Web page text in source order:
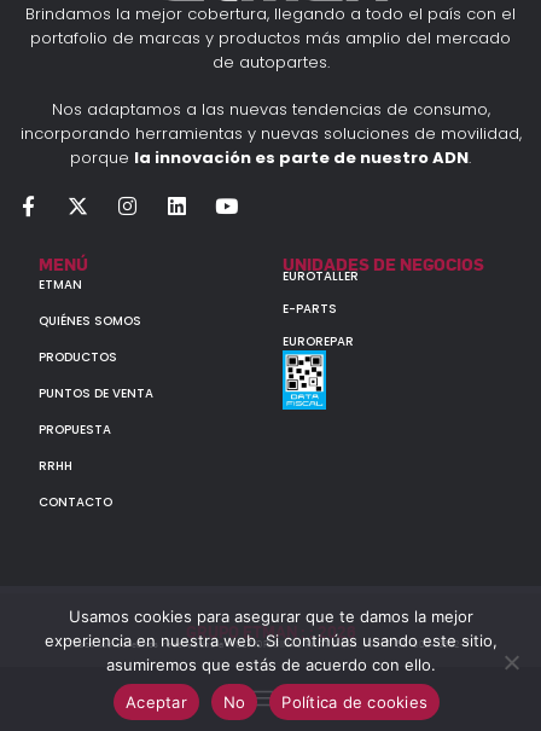
Brindamos la mejor cobertura, llegando a todo el país con el
portafolio de marcas y productos más amplio del mercado
de autopartes.
Nos adaptamos a las nuevas tendencias de consumo,
incorporando herramientas y nuevas soluciones de movilidad,
porque la innovación es parte de nuestro ADN.
MENÚ
ETMAN
QUIÉNES SOMOS
PRODUCTOS
PUNTOS DE VENTA
PROPUESTA
RRHH
CONTACTO
UNIDADES DE NEGOCIOS
EUROTALLER
E-PARTS
EUROREPAR
GRUPO ETMAN : : 2026
Todos los derechos reservados a MULTIORIGINAL PARTS S.A. (CUIT: 30-60142852-7)
Usamos cookies para asegurar que te damos la mejor
experiencia en nuestra web. Si continúas usando este sitio,
asumiremos que estás de acuerdo con ello.
Aceptar
No Política de cookies